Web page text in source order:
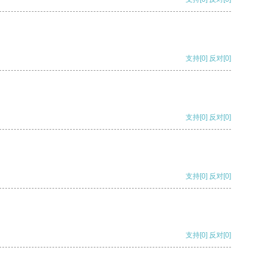
支持[0] 反对[0]
支持[0] 反对[0]
支持[0] 反对[0]
支持[0] 反对[0]